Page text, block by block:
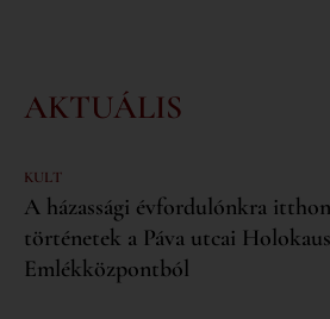
AKTUÁLIS
KULT
A házassági évfordulónkra
történetek a Páva utcai
Emlékközpontból